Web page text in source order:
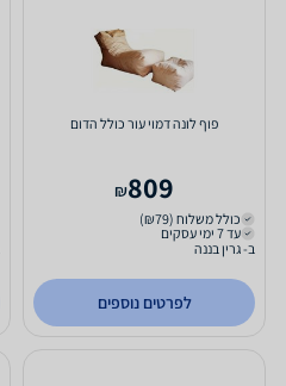
פוף לונה דמוי עור כולל הדום
809
₪
כולל משלוח (₪79)
עד 7 ימי עסקים
ב- גרין בננה
לפרטים נוספים